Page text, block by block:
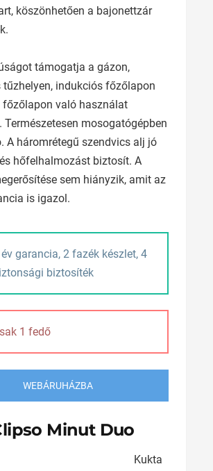
köszönhetően a bajonettzár
támogatja a gázon,
tűzhelyen, indukciós főzőlapon
főzőlapon való használat
Természetesen mosogatógépben
A háromrétegű szendvics alj jó
hőfelhalmozást biztosít. A
sem hiányzik, amit az
is igazol.
garancia, 2 fazék készlet, 4
biztosíték
1 fedő
WEBÁRUHÁZBA
Minut Duo
Kukta